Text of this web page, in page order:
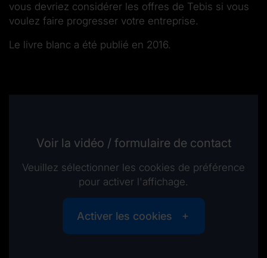
vous devriez considérer les offres de Tebis si vous
voulez faire progresser votre entreprise.
Le livre blanc a été publié en 2016.
Voir la vidéo / formulaire de contact
Veuillez sélectionner les cookies de préférence
pour activer l'affichage.
Activer les cookies